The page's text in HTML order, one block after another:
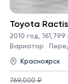
Toyota Ractis
2010 год, 161,799
Вариатор ·
Красноярск
769,000 ₽